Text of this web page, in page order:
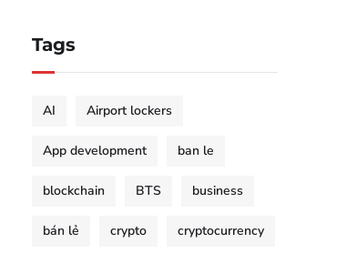
Tags
AI Airport lockers
App development ban le
blockchain BTS business
bán lẻ crypto cryptocurrency